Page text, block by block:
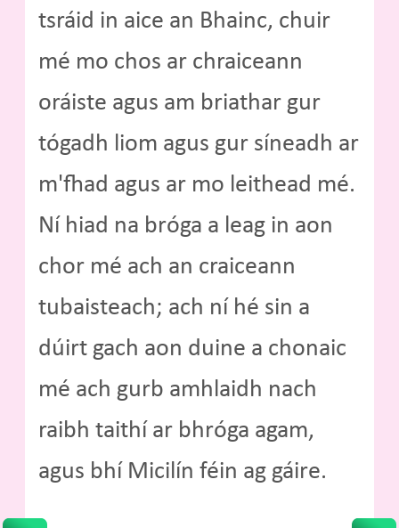
tsráid in aice an Bhainc, chuir
mé mo chos ar chraiceann
oráiste agus am briathar gur
tógadh liom agus gur síneadh ar
m'fhad agus ar mo leithead mé.
Ní hiad na bróga a leag in aon
chor mé ach an craiceann
tubaisteach; ach ní hé sin a
dúirt gach aon duine a chonaic
mé ach gurb amhlaidh nach
raibh taithí ar bhróga agam,
agus bhí Micilín féin ag gáire.